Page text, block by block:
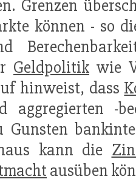
Grenzen
können - so
Geldpolitik wie
hinweist, dass
aggregierten -
Gunsten
kann die
ausüben